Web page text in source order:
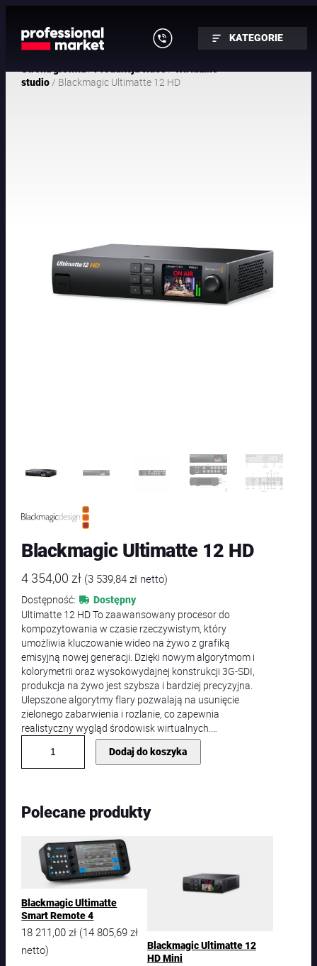
KATEGORIE
/ /
studio/ Blackmagic Ultimatte 12 HD
Blackmagic Ultimatte 12 HD
4 354,00zł (3 539,84zł netto)
Dostępność:
Dostępny
Ultimatte 12 HD To zaawansowany procesor do
kompozytowania w czasie rzeczywistym, który
umożliwia kluczowanie wideo na żywo z grafiką
emisyjną nowej generacji. Dzięki nowym algorytmom i
kolorymetrii oraz wysokowydajnej konstrukcji 3G-SDI,
produkcja na żywo jest szybsza i bardziej precyzyjna.
Ulepszone algorytmy flary pozwalają na usunięcie
zielonego zabarwienia i rozlanie, co zapewnia
realistyczny wygląd środowisk wirtualnych.…
o
B
a
g
i
c
U
Dodaj do koszyka
Polecane produkty
Blackmagic Ultimatte
Smart Remote 4
18 211,00zł (14 805,69zł
netto)
Blackmagic Ultimatte 12
HD Mini